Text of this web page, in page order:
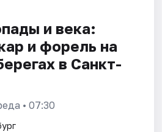
и века:
и форель на
в Санкт-
• 07:30